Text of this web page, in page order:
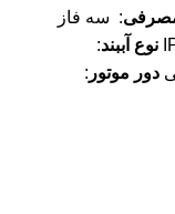
: سه فاز
نوع آببند:
دور موتور :